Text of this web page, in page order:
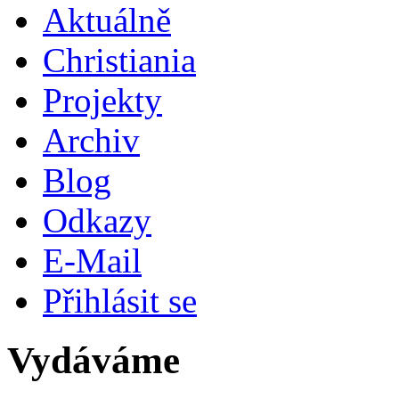
Aktuálně
Christiania
Projekty
Archiv
Blog
Odkazy
E-Mail
Přihlásit se
Vydáváme